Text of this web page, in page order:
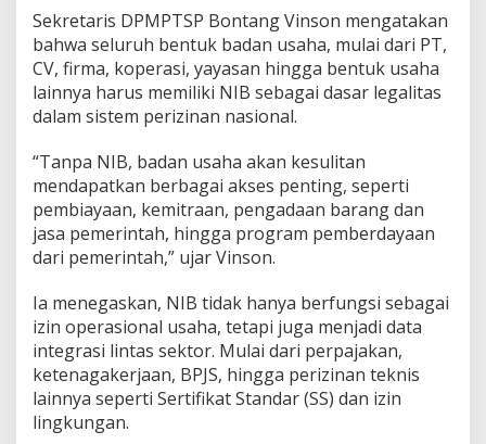
b
M
N
I
B
n
k
L
g
a
l
Sekretaris DPMPTSP Bontang Vinson mengatakan
bahwa seluruh bentuk badan usaha, mulai dari PT,
CV, firma, koperasi, yayasan hingga bentuk usaha
lainnya harus memiliki NIB sebagai dasar legalitas
dalam sistem perizinan nasional.
“Tanpa NIB, badan usaha akan kesulitan
mendapatkan berbagai akses penting, seperti
pembiayaan, kemitraan, pengadaan barang dan
jasa pemerintah, hingga program pemberdayaan
dari pemerintah,” ujar Vinson.
Ia menegaskan, NIB tidak hanya berfungsi sebagai
izin operasional usaha, tetapi juga menjadi data
integrasi lintas sektor. Mulai dari perpajakan,
ketenagakerjaan, BPJS, hingga perizinan teknis
lainnya seperti Sertifikat Standar (SS) dan izin
lingkungan.